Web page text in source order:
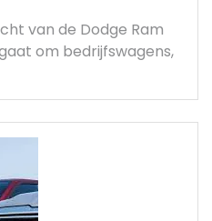
van de Dodge Ram
om bedrijfswagens,